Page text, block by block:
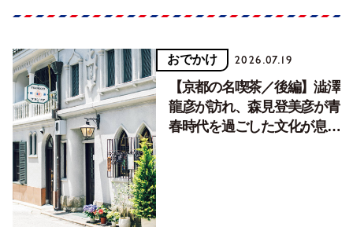
おでかけ 2026.07.19
【京都の名喫茶／後編】澁澤
龍彦が訪れ、森見登美彦が青
春時代を過ごした文化が息づ